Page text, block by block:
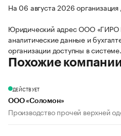
На 06 августа 2026 организация
Юридический адрес ООО «ГИРО
аналитические данные и
организации доступны в системе.
Похожие
ДЕЙСТВУЕТ
ООО «Соломон»
Производство прочей верхней